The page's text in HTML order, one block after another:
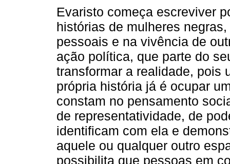
Evaristo começa escreviver
histórias de mulheres
pessoais e na vivência de
ação política, que parte do
transformar a realidade, pois
própria história já é ocupar
constam no pensamento
de representatividade, de
identificam com ela e
aquele ou qualquer outro
possibilita que pessoas em